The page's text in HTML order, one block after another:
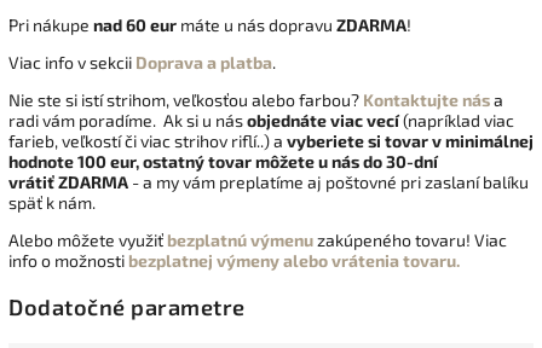
Pri nákupe nad 60 eur máte u nás dopravu ZDARMA!
Viac info v sekcii Doprava a platba.
Nie ste si istí strihom, veľkosťou alebo farbou? Kontaktujte nása
radi vám poradíme. Ak si u násobjednáte viac vecí(napríklad viac
farieb, veľkostí či viac strihov riflí..) a vyberiete si tovar v minimálnej
hodnote 100 eur, ostatný tovar môžete u nás do 30-dní
vrátiťZDARMA - a my vám preplatíme aj poštovné pri zaslaní balíku
späť k nám.
Alebo môžete využiť bezplatnú výmenuzakúpeného tovaru! Viac
info o možnosti bezplatnej výmeny alebo vrátenia tovaru.
Dodatočné parametre